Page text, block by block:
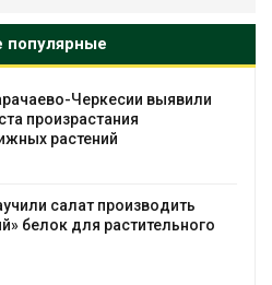
популярные
Черкесии выявили
произрастания
растений
салат производить
белок для растительного